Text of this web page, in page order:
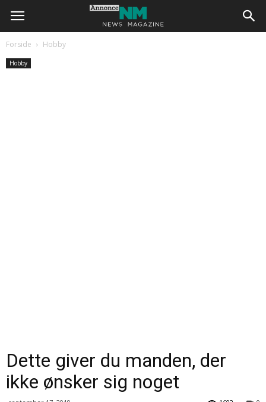
Forside Hobby
Hobby
Dette giver du manden, der
ikke ønsker sig noget